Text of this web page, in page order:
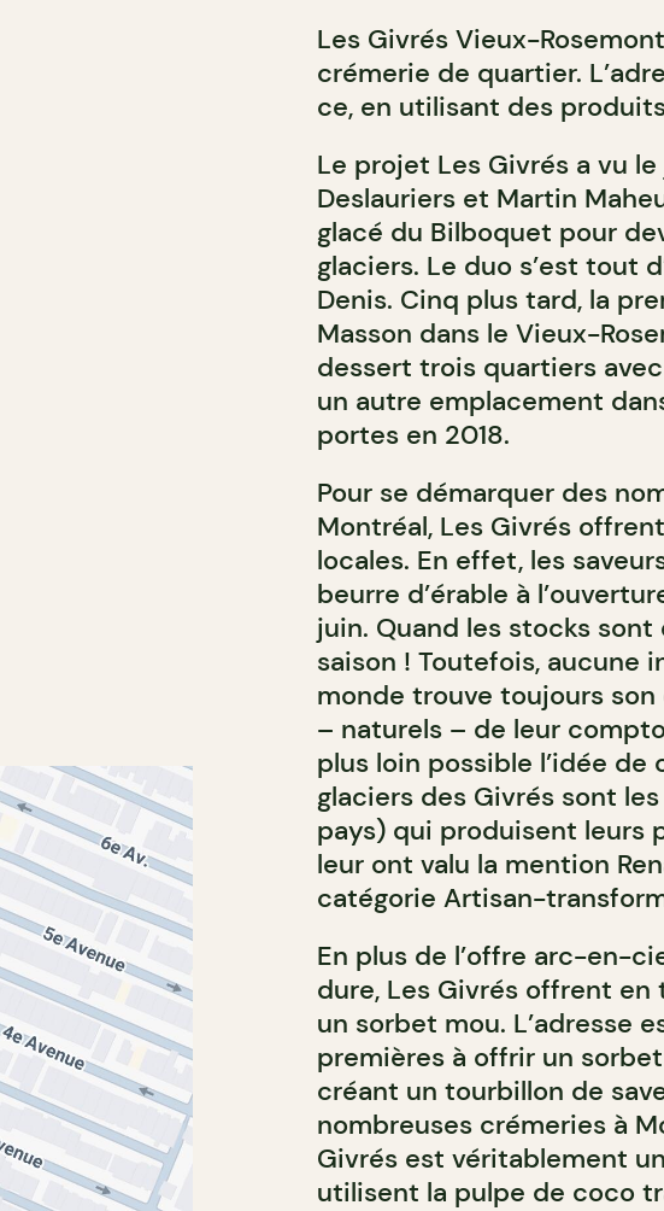
Les Givrés Vieux-
crémerie de quartier.
ce, en utilisant des
Le projet Les Givrés a vu le
Deslauriers et Martin
glacé du Bilboquet pour
glaciers. Le duo s’est tout
Denis. Cinq plus tard, la
Masson dans le Vieux-
dessert trois quartiers
un autre emplacement
portes en 2018.
Pour se démarquer des
Montréal, Les Givrés
locales. En effet, les
beurre d’érable à
juin. Quand les stocks sont
saison ! Toutefois, aucune
monde trouve toujours
– naturels – de leur
plus loin possible l’idée de
glaciers des Givrés sont
pays) qui produisent leurs
leur ont valu la mention
catégorie Artisan-
En plus de l’offre arc-en-
dure, Les Givrés offrent
un sorbet mou. L’adresse
premières à offrir un
créant un tourbillon de
nombreuses crémeries à
Givrés est véritablement
utilisent la pulpe de coco